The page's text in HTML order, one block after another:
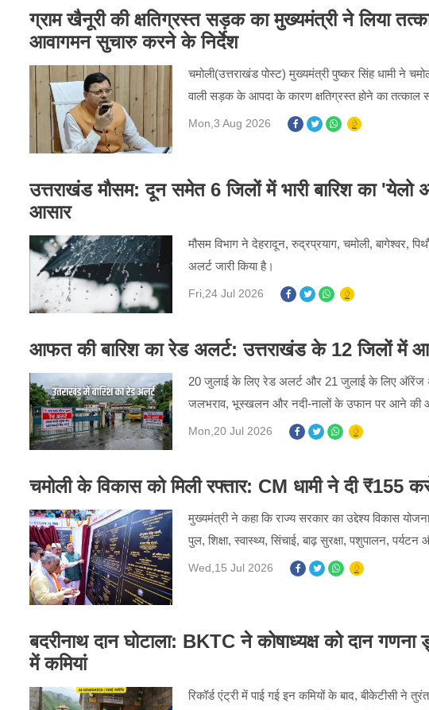
ग्राम खैनूरी की क्षतिग्रस्त सड़क का मुख्यमंत्री ने लिया
आवागमन सुचारु करने के निर्देश
चमोली(उत्तराखंड पोस्ट) मुख्यमंत्री पुष्कर सिंह धामी ने
वाली सड़क के आपदा के कारण क्षतिग्रस्त होने का तत्काल
Mon,3 Aug 2026
उत्तराखंड मौसम: दून समेत 6 जिलों में भारी बारिश का
आसार
मौसम विभाग ने देहरादून, रुद्रप्रयाग, चमोली, बागेश्वर,
अलर्ट जारी किया है।
Fri,24 Jul 2026
आफत की बारिश का रेड अलर्ट: उत्तराखंड के 12 जिलों में
20 जुलाई के लिए रेड अलर्ट और 21 जुलाई के लिए ऑरेंज
जलभराव, भूस्खलन और नदी-नालों के उफान पर आने की
Mon,20 Jul 2026
चमोली के विकास को मिली रफ्तार: CM धामी ने दी ₹155
मुख्यमंत्री ने कहा कि राज्य सरकार का उद्देश्य विकास
पुल, शिक्षा, स्वास्थ्य, सिंचाई, बाढ़ सुरक्षा, पशुपालन,
Wed,15 Jul 2026
बदरीनाथ दान घोटाला: BKTC ने कोषाध्यक्ष को दान
में कमियां
रिकॉर्ड एंट्री में पाई गई इन कमियों के बाद, बीकेटीसी ने